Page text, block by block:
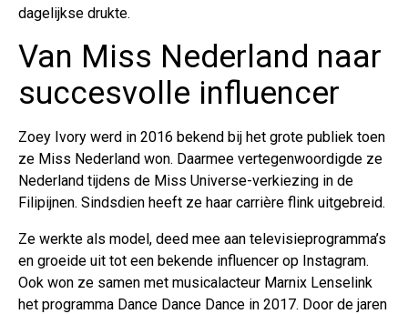
dagelijkse drukte.
Van Miss Nederland naar
succesvolle influencer
Zoey Ivory werd in 2016 bekend bij het grote publiek toen
ze Miss Nederland won. Daarmee vertegenwoordigde ze
Nederland tijdens de Miss Universe-verkiezing in de
Filipijnen. Sindsdien heeft ze haar carrière flink uitgebreid.
Ze werkte als model, deed mee aan televisieprogramma’s
en groeide uit tot een bekende influencer op Instagram.
Ook won ze samen met musicalacteur Marnix Lenselink
het programma Dance Dance Dance in 2017. Door de jaren